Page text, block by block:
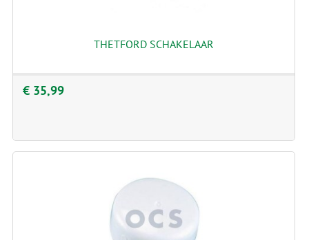
THETFORD SCHAKELAAR
€ 35,99